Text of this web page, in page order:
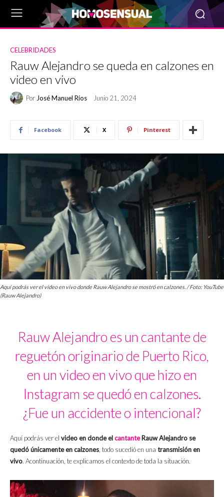
CELEBRIDADES
Rauw Alejandro se queda en calzones en
video en vivo
Por José Manuel Ríos Junio 21, 2024
Facebook X Pinterest
Aquí podrás ver el video en vivo donde Rauw Alejandro se mostró en calzones. / Foto: YouTube
(Rauw Alejandro)
Rauw Alejandro es un cantante de
reguetón originario de Puerto Rico,
en un video en vivo que hizo en
Instagram se quedó en calzones.
¿Fue un accidente o intencional?
Aquí podrás ver el video en donde elcantanteRauw Alejandro se
quedó únicamente en calzones, todo sucedió en una transmisión en
vivo. Acontinuación, te explicamos el contexto de toda la situación.